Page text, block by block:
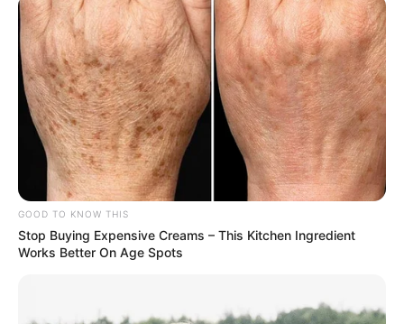
GOOD TO KNOW THIS
Stop Buying Expensive Creams – This Kitchen Ingredient
Works Better On Age Spots